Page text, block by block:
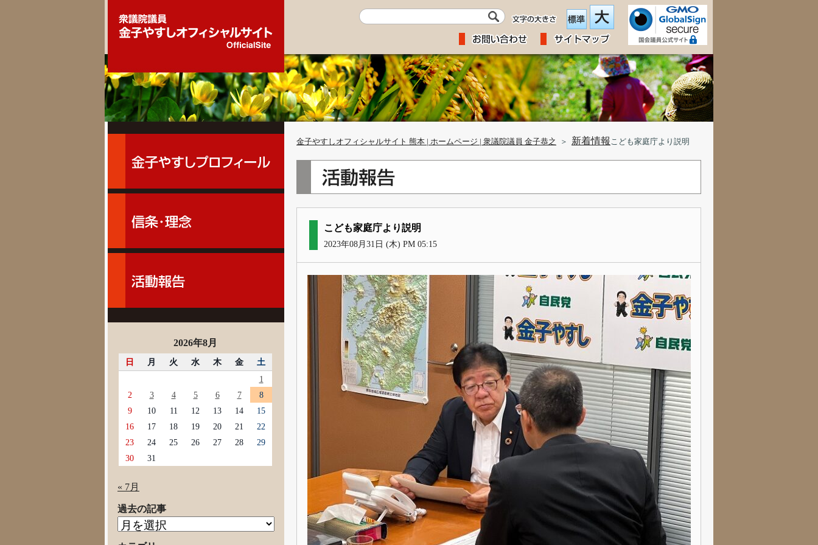
金子やすしオフィシャルサイト 熊本 | ホームページ | 衆議院議員 金子恭之 ＞ 新着情報 こども家庭庁より説明
こども家庭庁より説明
2023年08月31日 (木) PM 05:15
2026年8月
日 月 火 水 木 金
土
1
2
3 4 5 6 7
8
9
10 11 12 13 14
15
16
17 18 19 20 21
22
23
24 25 26 27 28
29
30
31
« 7月
過去の記事
過